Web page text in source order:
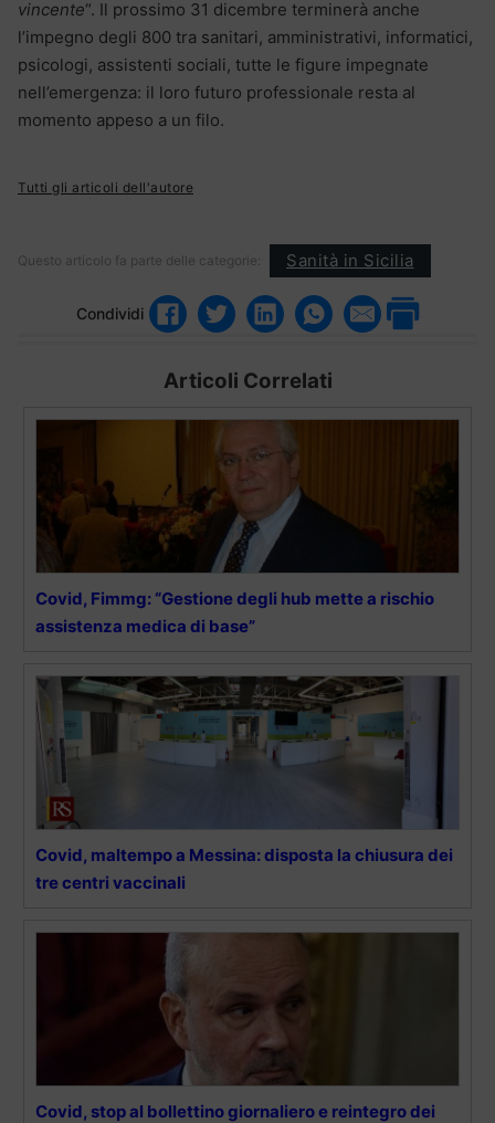
vincente“. Il prossimo 31 dicembre terminerà anche
l’impegno degli 800 tra sanitari, amministrativi, informatici,
psicologi, assistenti sociali, tutte le figure impegnate
nell’emergenza: il loro futuro professionale resta al
momento appeso a un filo.
Tutti gli articoli dell'autore
Questo articolo fa parte delle categorie: Sanità in Sicilia
Condividi
Articoli Correlati
Covid, Fimmg: “Gestione degli hub mette a rischio
assistenza medica di base”
Covid, maltempo a Messina: disposta la chiusura dei
tre centri vaccinali
Covid, stop al bollettino giornaliero e reintegro dei